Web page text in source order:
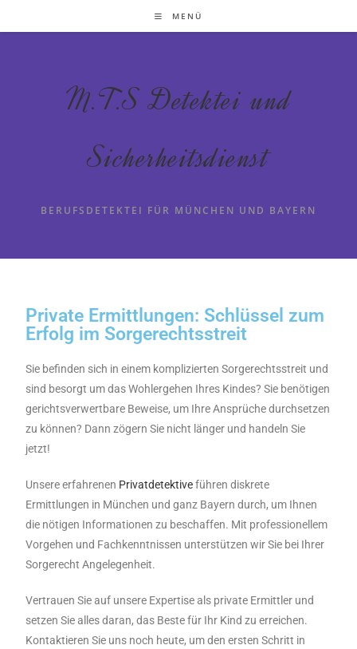
MENÜ
M.T.S Detektei und
Sicherheitsdienst
BERUFSDETEKTEI FÜR MÜNCHEN UND BAYERN
Private Ermittlungen: Schlüssel zum
Erfolg im Sorgerechtsstreit
Sie befinden sich in einem komplizierten Sorgerechtsstreit und
sind besorgt um das Wohlergehen Ihres Kindes? Sie benötigen
gerichtsverwertbare Beweise, um Ihre Ansprüche durchsetzen
zu können? Dann zögern Sie nicht länger und handeln Sie
jetzt!
Unsere erfahrenen Privatdetektiveführen diskrete
Ermittlungen in München und ganz Bayern durch, um Ihnen
die nötigen Informationen zu beschaffen. Mit professionellem
Vorgehen und Fachkenntnissen unterstützen wir Sie bei Ihrer
Sorgerecht Angelegenheit.
Vertrauen Sie auf unsere Expertise als private Ermittler und
setzen Sie alles daran, das Beste für Ihr Kind zu erreichen.
Kontaktieren Sie uns noch heute, um den ersten Schritt in